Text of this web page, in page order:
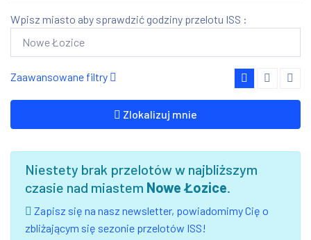
Wpisz miasto aby sprawdzić godziny przelotu ISS :
Zaawansowane filtry
Zlokalizuj mnie
Niestety brak przelotów w najbliższym
czasie nad miastem Nowe Łozice.
Zapisz się na nasz newsletter, powiadomimy Cię o
zbliżającym się sezonie przelotów ISS!